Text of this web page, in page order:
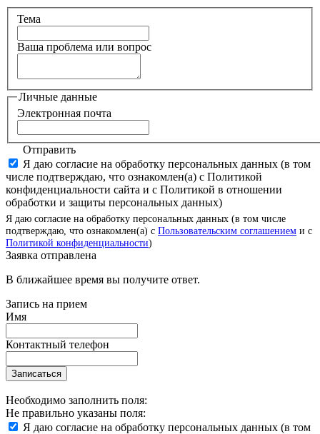
Тема
Ваша проблема или вопрос
Личные данные
Электронная почта
Отправить
Я даю согласие на обработку персональных данных (в том
числе подтверждаю, что ознакомлен(а) с Политикой
конфиденциальности сайта и с Политикой в отношении
обработки и защиты персональных данных)
Я даю согласие на обработку персональных данных (в том числе
подтверждаю, что ознакомлен(а) с Пользовательским соглашением и с
Политикой конфиденциальности)
Заявка отправлена
В ближайшее время вы получите ответ.
Запись на прием
Имя
Контактный телефон
Записаться
Необходимо заполнить поля:
Не правильно указаны поля:
Я даю согласие на обработку персональных данных (в том